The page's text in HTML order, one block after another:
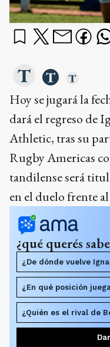
Hoy se jugará la
dará el regreso de
Athletic, tras su
Rugby Americas
tandilense será
en el duelo frente
¿qué querés
¿De dónde vuelve
¿En qué posición
¿Quién es el rival de